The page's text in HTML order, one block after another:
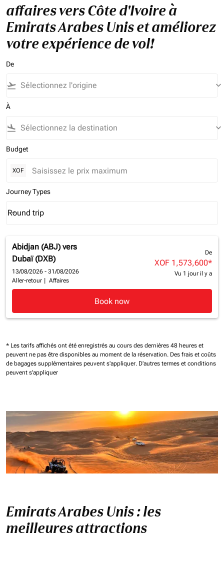
affaires vers Côte d'Ivoire à
Emirats Arabes Unis et améliorez
votre expérience de vol!
De
flight_takeoff keyboard_arrow_down
À
flight_land keyboard_arrow_down
Budget
XOF
Journey Types
Journey Types option Round trip Selected
Round trip
keyboard_arrow_down
Abidjan (ABJ) vers
Dubaï (DXB)
13/08/2026 - 31/08/2026
Aller-retour
Affaires
De
XOF 1,573,600*
Vu 1 jour il y a
Book now
* Les tarifs affichés ont été enregistrés au cours des dernières 48 heures et
peuvent ne pas être disponibles au moment de la réservation. Des frais et coûts
de bagages supplémentaires peuvent s'appliquer. D'autres termes et conditions
peuvent s'appliquer
Emirats Arabes Unis : les
meilleures attractions